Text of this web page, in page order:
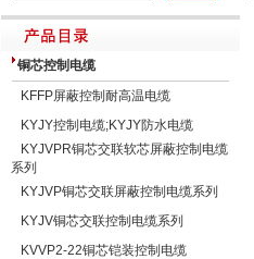
铜芯控制电缆
KFFP屏蔽控制耐高温电缆
KYJY控制电缆;KYJY防水电缆
KYJVPR铜芯交联软芯屏蔽控制电缆
系列
KYJVP铜芯交联屏蔽控制电缆系列
KYJV铜芯交联控制电缆系列
KVVP2-22铜芯铠装控制电缆